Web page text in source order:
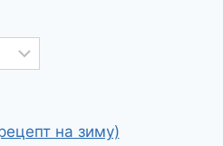
на зиму)